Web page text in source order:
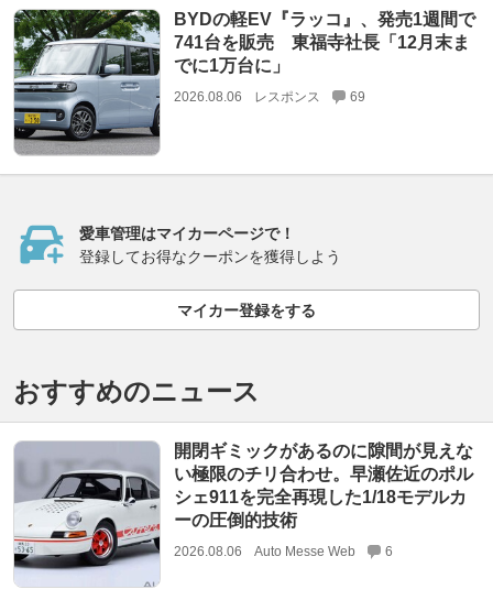
BYDの軽EV『ラッコ』、発売1週間で
741台を販売 東福寺社長「12月末ま
でに1万台に」
2026.08.06 レスポンス 69
愛車管理はマイカーページで！
登録してお得なクーポンを獲得しよう
マイカー登録をする
おすすめのニュース
開閉ギミックがあるのに隙間が見えな
い極限のチリ合わせ。早瀬佐近のポル
シェ911を完全再現した1/18モデルカ
ーの圧倒的技術
2026.08.06 Auto Messe Web 6